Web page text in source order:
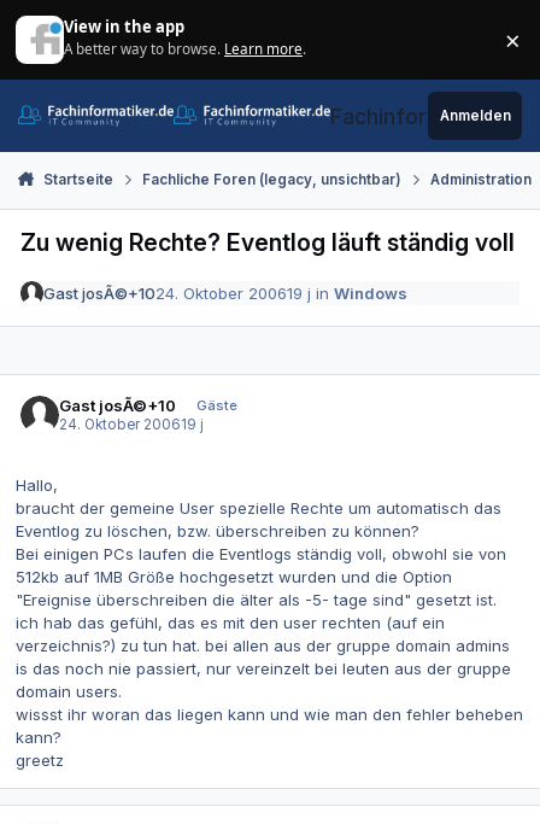
View in the app
A better way to browse. Learn more. ×
Fachinformatiker.de
Anmelden
Startseite Fachliche Foren (legacy, unsichtbar) Administration
Zu wenig Rechte? Eventlog läuft ständig voll
Gast josÃ©+1024. Oktober 200619 j inWindows
Gast josÃ©+10
Gäste
24. Oktober 200619 j
Hallo,
braucht der gemeine User spezielle Rechte um automatisch das
Eventlog zu löschen, bzw. überschreiben zu können?
Bei einigen PCs laufen die Eventlogs ständig voll, obwohl sie von
512kb auf 1MB Größe hochgesetzt wurden und die Option
"Ereignise überschreiben die älter als -5- tage sind" gesetzt ist.
ich hab das gefühl, das es mit den user rechten (auf ein
verzeichnis?) zu tun hat. bei allen aus der gruppe domain admins
is das noch nie passiert, nur vereinzelt bei leuten aus der gruppe
domain users.
wissst ihr woran das liegen kann und wie man den fehler beheben
kann?
greetz